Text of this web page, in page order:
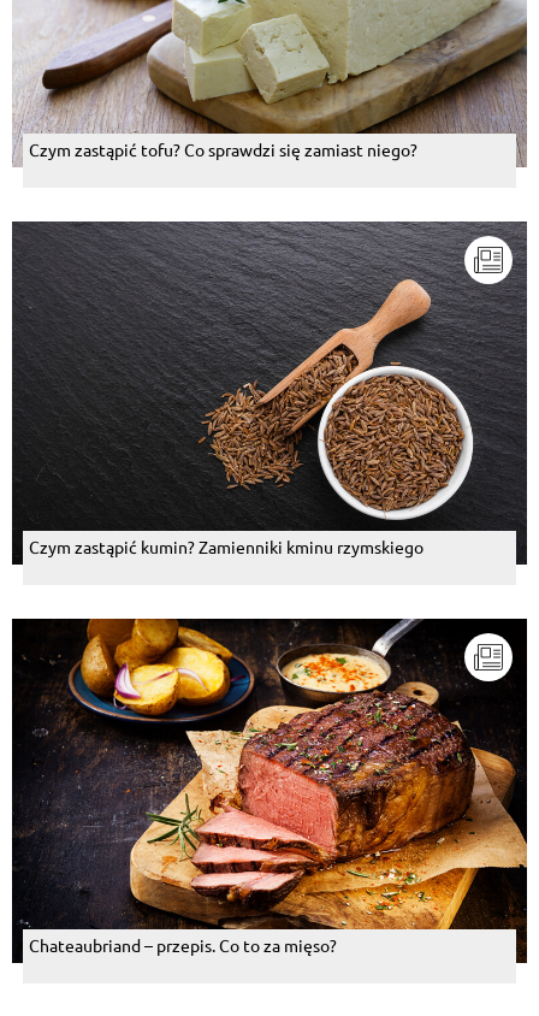
Czym zastąpić tofu? Co sprawdzi się zamiast niego?
Czym zastąpić kumin? Zamienniki kminu rzymskiego
Chateaubriand – przepis. Co to za mięso?